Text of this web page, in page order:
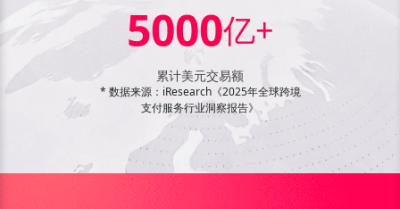
5000亿+
累计美元交易额
* 数据来源：iResearch《2025年全球跨境
支付服务行业洞察报告》